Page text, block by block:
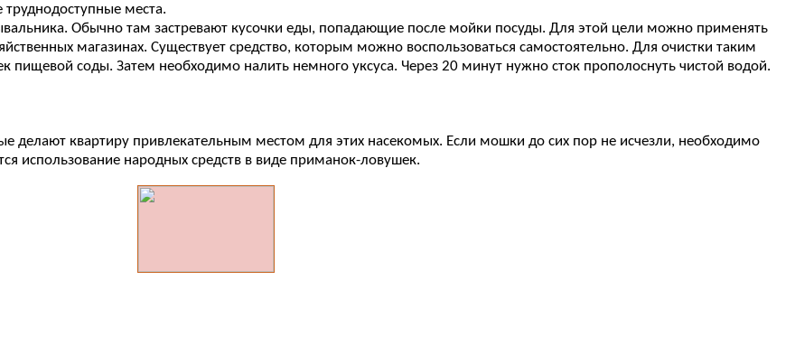
места.
Обычно там застревают кусочки еды, попадающие после мойки посуды. Для этой цели можно применять
магазинах. Существует средство, которым можно воспользоваться самостоятельно. Для очистки таким
пищевой соды. Затем необходимо налить немного уксуса. Через 20 минут нужно сток прополоснуть чистой водой.
делают квартиру привлекательным местом для этих насекомых. Если мошки до сих пор не исчезли, необходимо
использование народных средств в виде приманок-ловушек.